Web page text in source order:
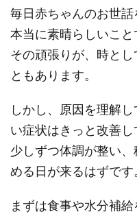
毎日赤ちゃんのお世話
本当に素晴らしいこと
その頑張りが、時と
ともあります。
しかし、原因を理解
い症状はきっと改善し
少しずつ体調が整い
める日が来るはずです
まずは食事や水分補